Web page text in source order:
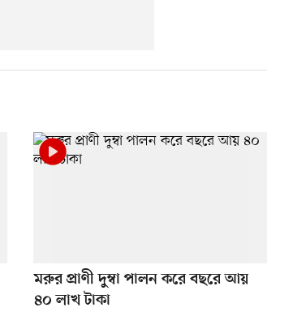
মরুর প্রাণী দুম্বা পালন করে বছরে আয়
৪০ লাখ টাকা